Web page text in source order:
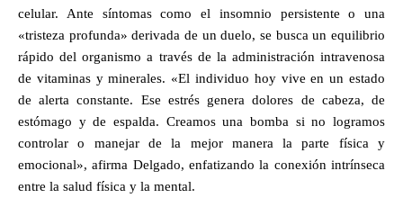
celular. Ante síntomas como el insomnio persistente o una
«tristeza profunda» derivada de un duelo, se busca un equilibrio
rápido del organismo a través de la administración intravenosa
de vitaminas y minerales. «El individuo hoy vive en un estado
de alerta constante. Ese estrés genera dolores de cabeza, de
estómago y de espalda. Creamos una bomba si no logramos
controlar o manejar de la mejor manera la parte física y
emocional», afirma Delgado, enfatizando la conexión intrínseca
entre la salud física y la mental.